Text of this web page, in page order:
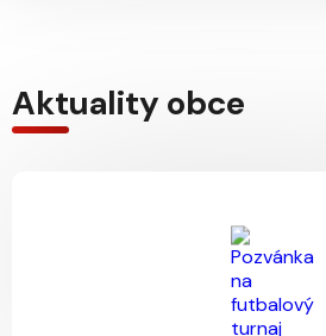
Aktuality obce